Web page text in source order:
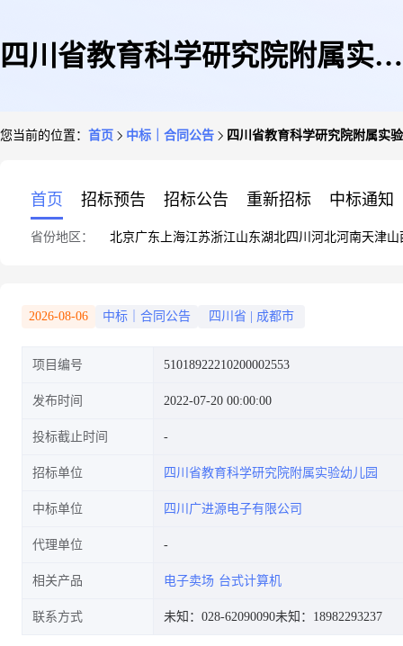
四川省教育科学研究院附属实验
您当前的位置： 首页 中标｜合同公告 四川省教育科学研究院附属实
首页 招标预告 招标公告 重新招标 中标通知
省份地区： 北京广东 上海江苏浙江山东湖北四川 河北河南天津山
2026-08-06 中标｜合同公告 四川省 成都市
项目编号 51018922210200002553
发布时间 2022-07-20 00:00:00
投标截止时间
招标单位 四川省教育科学研究院附属实验幼儿园
中标单位 四川广进源电子有限公司
代理单位
相关产品 电子卖场 台式计算机
联系方式 未知：028-62090090未知：18982293237